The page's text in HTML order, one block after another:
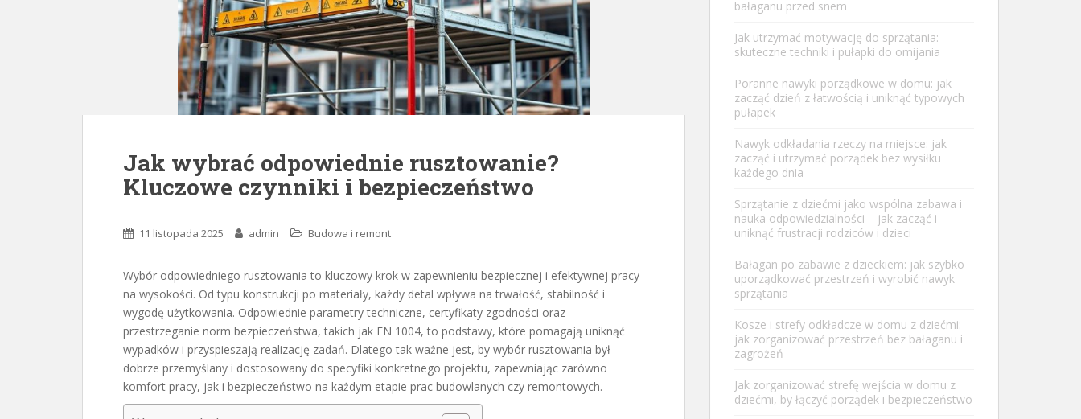
Jak wybrać odpowiednie rusztowanie?
Kluczowe czynniki i bezpieczeństwo
11 listopada 2025 admin Budowa i remont
Wybór odpowiedniego rusztowania to kluczowy krok w zapewnieniu bezpiecznej i efektywnej pracy
na wysokości. Od typu konstrukcji po materiały, każdy detal wpływa na trwałość, stabilność i
wygodę użytkowania. Odpowiednie parametry techniczne, certyfikaty zgodności oraz
przestrzeganie norm bezpieczeństwa, takich jak EN 1004, to podstawy, które pomagają uniknąć
wypadków i przyspieszają realizację zadań. Dlatego tak ważne jest, by wybór rusztowania był
dobrze przemyślany i dostosowany do specyfiki konkretnego projektu, zapewniając zarówno
komfort pracy, jak i bezpieczeństwo na każdym etapie prac budowlanych czy remontowych.
bałaganu przed snem
Jak utrzymać motywację do sprzątania:
skuteczne techniki i pułapki do omijania
Poranne nawyki porządkowe w domu: jak
zacząć dzień z łatwością i uniknąć typowych
pułapek
Nawyk odkładania rzeczy na miejsce: jak
zacząć i utrzymać porządek bez wysiłku
każdego dnia
Sprzątanie z dziećmi jako wspólna zabawa i
nauka odpowiedzialności – jak zacząć i
uniknąć frustracji rodziców i dzieci
Bałagan po zabawie z dzieckiem: jak szybko
uporządkować przestrzeń i wyrobić nawyk
sprzątania
Kosze i strefy odkładcze w domu z dziećmi:
jak zorganizować przestrzeń bez bałaganu i
zagrożeń
Jak zorganizować strefę wejścia w domu z
dziećmi, by łączyć porządek i bezpieczeństwo